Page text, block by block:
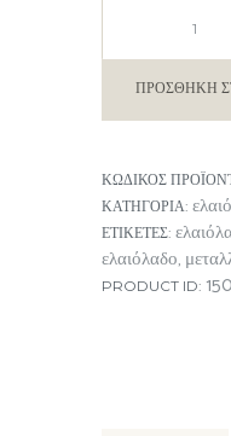
έξτρα
ελαιόλαδο
ποσότητα
ΠΡΟΣΘΉΚΗ
ΚΩΔΙΚΌΣ
ΚΑΤΗΓΟΡΊΑ:
ΕΤΙΚΈΤΕΣ:
ελαιόλαδο,
PRODUCT ID: 150